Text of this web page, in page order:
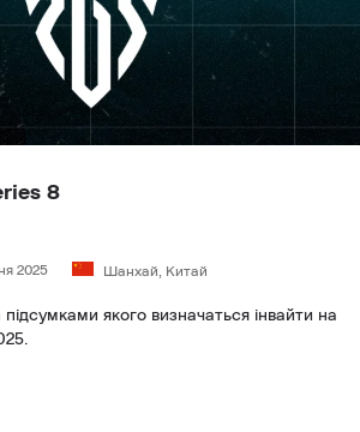
8
2025 Шанхай, Китай
якого визначаться інвайти на